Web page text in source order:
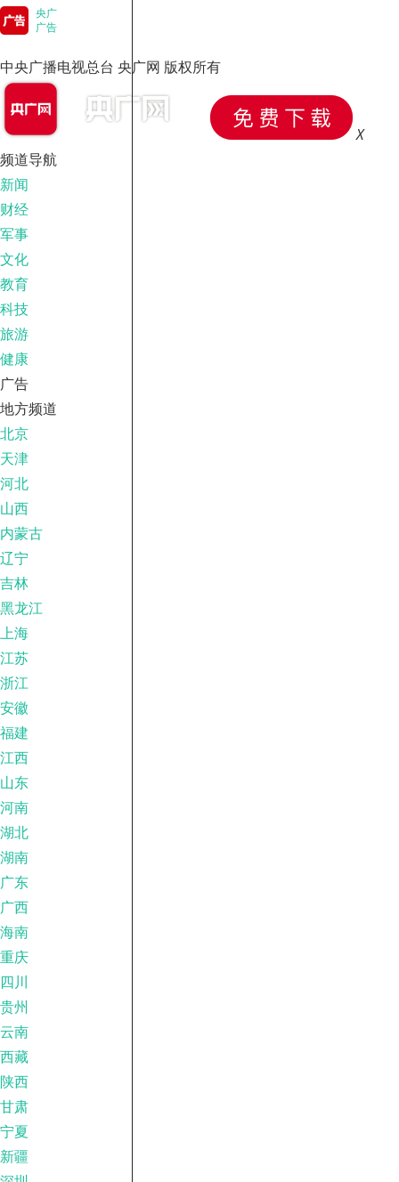
央广
广告
中央广播电视总台 央广网 版权所有
X
频道导航
新闻
财经
军事
文化
教育
科技
旅游
健康
广告
地方频道
北京
天津
河北
山西
内蒙古
辽宁
吉林
黑龙江
上海
江苏
浙江
安徽
福建
江西
山东
河南
湖北
湖南
广东
广西
海南
重庆
四川
贵州
云南
西藏
陕西
甘肃
宁夏
新疆